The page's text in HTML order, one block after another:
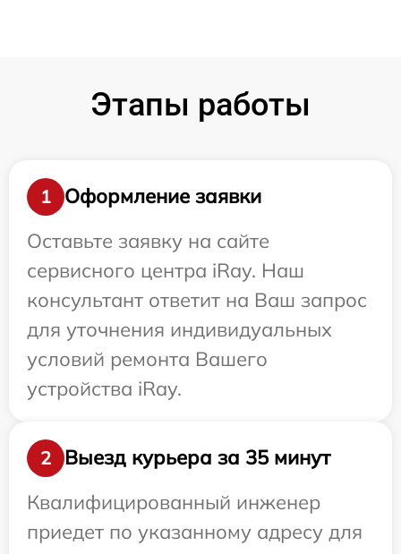
Этапы работы
1
Оформление заявки
Оставьте заявку на сайте
сервисного центра iRay. Наш
консультант ответит на Ваш запрос
для уточнения индивидуальных
условий ремонта Вашего
устройства iRay.
2
Выезд курьера за 35 минут
Квалифицированный инженер
приедет по указанному адресу для